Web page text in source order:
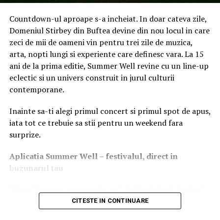
informațiile să călătorească înainte și înapoi din
cloud. Edge AI permite calcule mai rapide și
performanțe generale mai ridicate. De exemplu,
„MSI AI Artist” de la MSI, conceput special pentru
crearea de imagini bazate pe AI, procesează toate
calculele direct pe laptop. Acest lucru duce la
viteze de generare a imaginilor de până la șapte ori
cloud.
Securitate sporită
securitate care pot apărea în timpul transmiterii în
cloud.
Utilizatorii vor observa nu numai o performanță mai
rapidă, ci și un timp de utilizare extins. Echipate cu
Countdown-ul aproape s-a incheiat. In doar cateva zile,
Domeniul Stirbey din Buftea devine din nou locul in care
zeci de mii de oameni vin pentru trei zile de muzica,
arta, nopti lungi si experiente care definesc vara. La 15
ani de la prima editie, Summer Well revine cu un line-up
eclectic si un univers construit in jurul culturii
contemporane.
Inainte sa-ti alegi primul concert si primul spot de apus,
iata tot ce trebuie sa stii pentru un weekend fara
surprize.
Aplicatia Summer Well– festivalul, direct in
buzunarul tau
este sa descarci aplicatia Summer Well, disponibila in
CITESTE IN CONTINUARE